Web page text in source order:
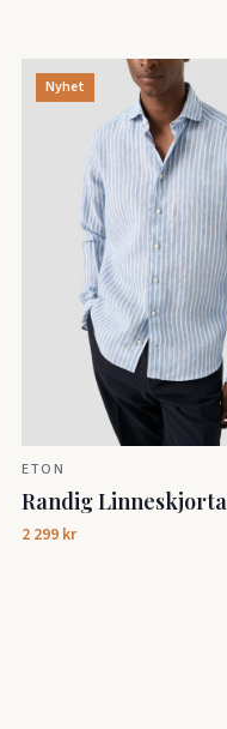
Nyhet
ETON
Randig Linneskjorta
2 299 kr